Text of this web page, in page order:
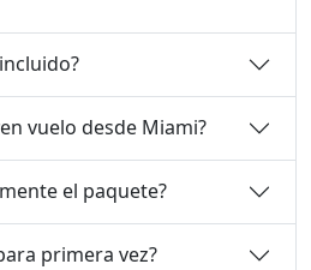
vuelo desde Miami?
el paquete?
primera vez?